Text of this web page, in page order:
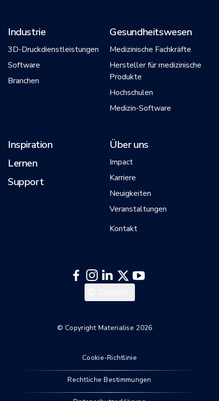
Industrie
3D-Druckdienstleistungen
Software
Branchen
Gesundheitswesen
Medizinische Fachkräfte
Hersteller für medizinische
Produkte
Hochschulen
Medizin-Software
Inspiration
Lernen
Support
Über uns
Impact
Karriere
Neuigkeiten
Veranstaltungen
Kontakt
© Copyright Materialise 2026
Cookie-Richtlinie
Rechtliche Bestimmungen